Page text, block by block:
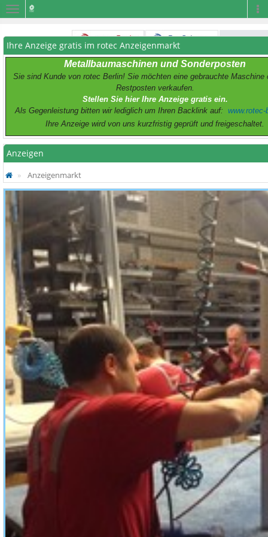
Navigation
Ihre Anzeige gratis im rotec Anzeigenmarkt
Metallbaumaschinen und Sonderposten
Sie sind Kunde von rotec Berlin! Sie möchten eine gebrauchte Maschine
Restposten verkaufen.
Stellen Sie hier Ihre Anzeige gratis ein.
Als Gegenleistung bitten wir lediglich um Ihren Backlink auf: www.rotec-
Ihre Anzeige wird von uns kurzfristig geprüft und freigeschaltet.
Anzeigen
Anzeigenmarkt